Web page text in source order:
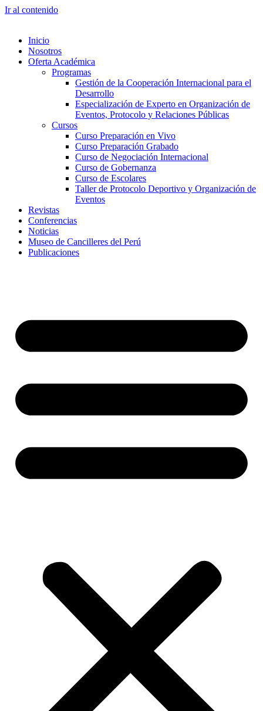
Ir al contenido
Inicio
Nosotros
Oferta Académica
Programas
Gestión de la Cooperación Internacional para el
Desarrollo
Especialización de Experto en Organización de
Eventos, Protocolo y Relaciones Públicas
Cursos
Curso Preparación en Vivo
Curso Preparación Grabado
Curso de Negociación Internacional
Curso de Gobernanza
Curso de Escolares
Taller de Protocolo Deportivo y Organización de
Eventos
Revistas
Conferencias
Noticias
Museo de Cancilleres del Perú
Publicaciones